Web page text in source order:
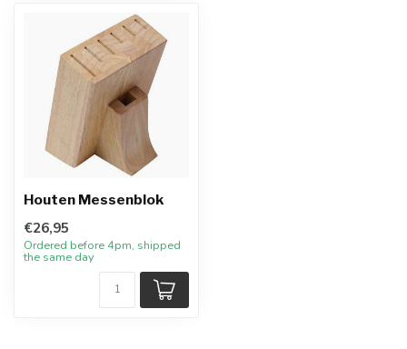
Houten Messenblok
€26,95
Ordered before 4pm, shipped
the same day